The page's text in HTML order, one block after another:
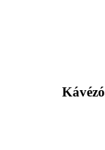
Kávézó